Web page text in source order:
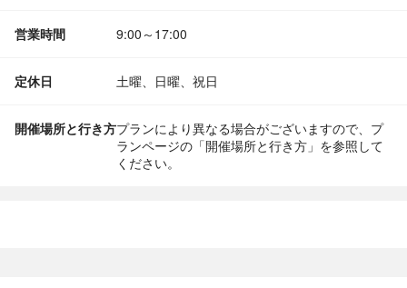
営業時間 9:00～17:00
定休日 土曜、日曜、祝日
開催場所と行き方プランにより異なる場合がございますので、プ
ランページの「開催場所と行き方」を参照して
ください。